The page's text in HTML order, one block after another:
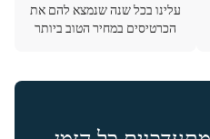
עלינו בכל שנה שנמצא להם את
הכרטיסים במחיר הטוב ביותר